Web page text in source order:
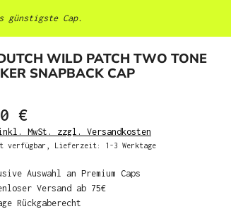
günstigste Cap.
WILD PATCH TWO TONE
SNAPBACK CAP
€
MwSt. zzgl. Versandkosten
verfügbar, Lieferzeit: 1-3 Werktage
Auswahl an Premium Caps
Versand ab 75€
Rückgaberecht